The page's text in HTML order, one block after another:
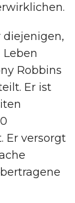
diejenigen,
Robbins
Er ist
Er versorgt